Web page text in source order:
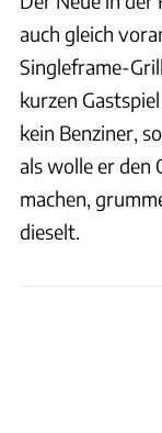
auch gleich
Singleframe-
kurzen
kein Benziner,
als wolle er den
machen,
dieselt.